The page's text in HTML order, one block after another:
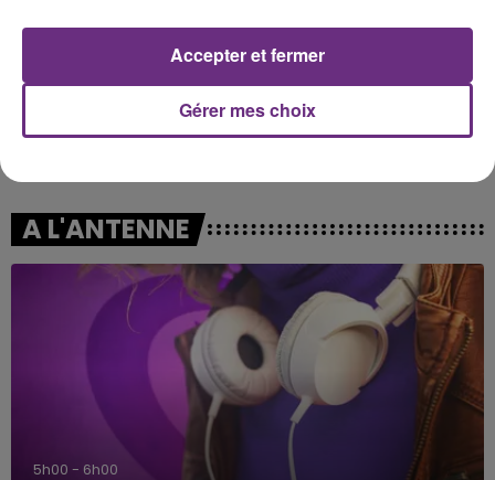
ALEX WARREN ANOTR & 54 ULTRA
A L'ANTENNE
5h00 - 6h00
Gérer mes choix
Accepter et fermer